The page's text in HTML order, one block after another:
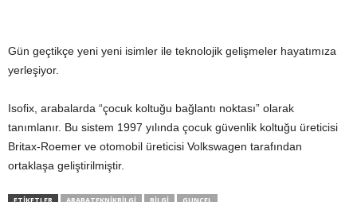
Gün geçtikçe yeni yeni isimler ile teknolojik gelişmeler hayatımıza
yerleşiyor.
Isofix, arabalarda “çocuk koltuğu bağlantı noktası” olarak
tanımlanır. Bu sistem 1997 yılında çocuk güvenlik koltuğu üreticisi
Britax-Roemer ve otomobil üreticisi Volkswagen tarafından
ortaklaşa geliştirilmiştir.